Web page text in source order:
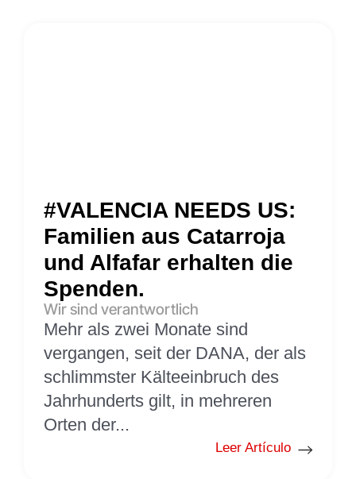
#VALENCIA NEEDS US:
Familien aus Catarroja
und Alfafar erhalten die
Spenden.
Wir sind verantwortlich
Mehr als zwei Monate sind
vergangen, seit der DANA, der als
schlimmster Kälteeinbruch des
Jahrhunderts gilt, in mehreren
Orten der...
Leer Artículo